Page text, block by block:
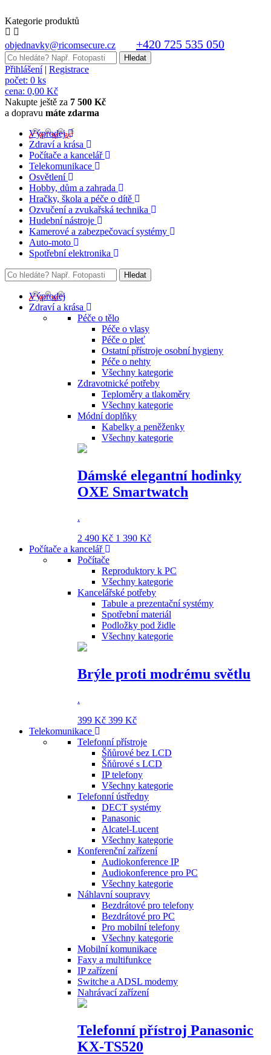
Kategorie produktů
objednavky@ricomsecure.cz +420 725 535 050
Přihlášení| Registrace
počet: 0 ks
cena: 0,00 Kč
Nakupte ještě za 7 500 Kč
a dopravu máte zdarma
Výprodej
Zdraví a krása
Počítače a kancelář
Telekomunikace
Osvětlení
Hobby, dům a zahrada
Hračky, škola a péče o dítě
Ozvučení a zvukařská technika
Hudební nástroje
Kamerové a zabezpečovací systémy
Auto-moto
Spotřební elektronika
Výprodej
Zdraví a krása
Péče o tělo
Péče o vlasy
Péče o pleť
Ostatní přístroje osobní hygieny
Péče o nehty
Všechny kategorie
Zdravotnické potřeby
Teploměry a tlakoměry
Všechny kategorie
Módní doplňky
Kabelky a peněženky
Všechny kategorie
Dámské elegantní hodinky
OXE Smartwatch
.
2 490 Kč 1 390 Kč
Počítače a kancelář
Počítače
Reproduktory k PC
Všechny kategorie
Kancelářské potřeby
Tabule a prezentační systémy
Spotřební materiál
Podložky pod židle
Všechny kategorie
Brýle proti modrému světlu
.
399 Kč 399 Kč
Telekomunikace
Telefonní přístroje
Šňůrové bez LCD
Šňůrové s LCD
IP telefony
Všechny kategorie
Telefonní ústředny
DECT systémy
Panasonic
Alcatel-Lucent
Všechny kategorie
Konferenční zařízení
Audiokonference IP
Audiokonference pro PC
Všechny kategorie
Náhlavní soupravy
Bezdrátové pro telefony
Bezdrátové pro PC
Pro mobilní telefony
Všechny kategorie
Mobilní komunikace
Faxy a multifunkce
IP zařízení
Switche a ADSL modemy
Nahrávací zařízení
Telefonní přístroj Panasonic
KX-TS520